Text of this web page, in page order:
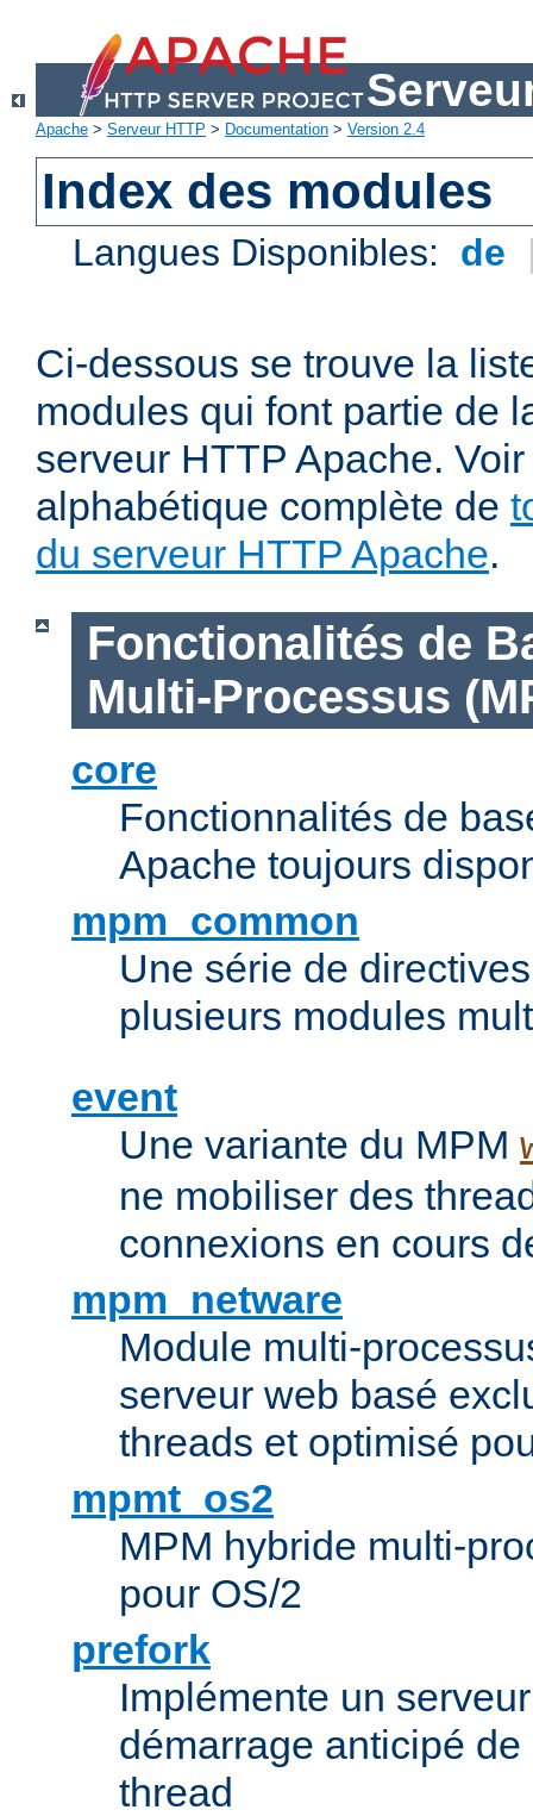
Apache > Serveur HTTP > Documentation > Version 2.4
Index des modules
Langues Disponibles: de
Ci-dessous se trouve la
modules qui font partie de
serveur HTTP Apache.
alphabétique complète de
du serveur HTTP Apache.
Fonctionalités de
Multi-Processus
core
Fonctionnalités de
Apache toujours
mpm_common
Une série de
plusieurs modules
event
Une variante du MPM
ne mobiliser des
connexions en cours
mpm_netware
Module multi-
serveur web basé
threads et optimisé
mpmt_os2
MPM hybride multi-
pour OS/2
prefork
Implémente un
démarrage anticipé
thread